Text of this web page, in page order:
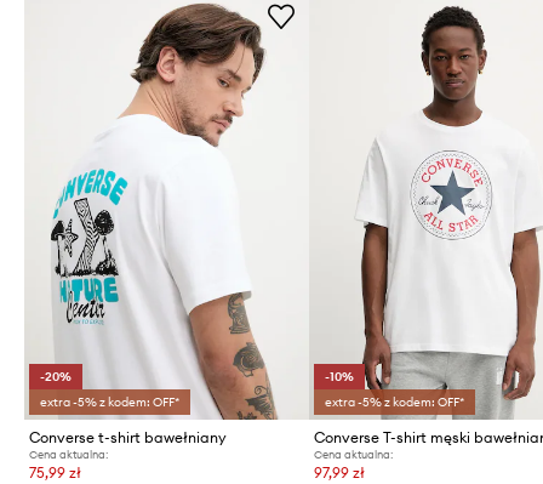
-20%
extra -5% z kodem: OFF*
Converse t-shirt bawełniany
Cena aktualna:
75,99 zł
-10%
extra -5% z kodem: OFF*
Converse T-shirt męski
Cena aktualna:
97,99 zł